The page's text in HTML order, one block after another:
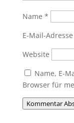
Name *
E-Mail-Adresse
Website
Name, E-
Browser für
Kommentar